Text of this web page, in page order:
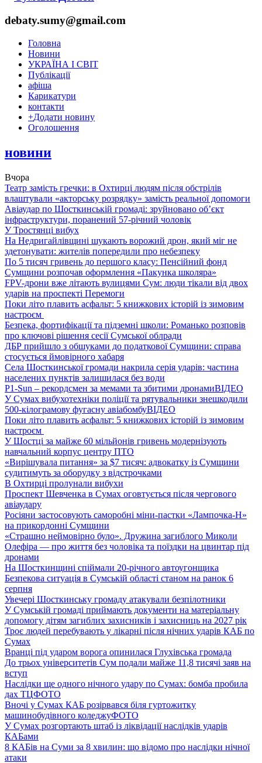
debaty.sumy@gmail.com
Головна
Новини
УКРАЇНА І СВІТ
Публікації
афіша
Карикатури
контакти
+Додати новину
Оголошення
новини
Вчора
Театр замість гречки: в Охтирці людям після обстрілів
влаштували «акторську розрядку» замість реальної допомоги
Авіаудар по Шосткинській громаді: зруйновано об’єкт
інфраструктури, поранений 57-річний чоловік
У Тростянці вибух
На Недригайлівщині шукають ворожий дрон, який міг не
здетонувати: жителів попередили про небезпеку
По 5 тисяч гривень до першого класу: Пенсійний фонд
Сумщини розпочав оформлення «Пакунка школяра»
FPV-дрони вже літають вулицями Сум: люди тікали від двох
ударів на проспекті Перемоги
Поки літо плавить асфальт: 5 книжкових історій із зимовим
настроєм
Безпека, фортифікації та підземні школи: Романько розповів
про ключові рішення сесії Сумської облради
ДБР прийшло з обшуками до податкової Сумщини: справа
стосується ймовірного хабаря
Села Шосткинської громади накрила серія ударів: частина
населених пунктів залишилася без води
P1-Sun – рекордсмен за мемами та збитими дронамиВІДЕО
У Сумах вибухотехніки поліції та рятувальники знешкодили
500-кілограмову фугасну авіабомбуВІДЕО
Поки літо плавить асфальт: 5 книжкових історій із зимовим
настроєм
У Шостці за майже 60 мільйонів гривень модернізують
навчальний корпус центру ПТО
«Вирішувала питання» за $7 тисяч: адвокатку із Сумщини
судитимуть за оборудку з відстрочками
В Охтирці пролунали вибухи
Проспект Шевченка в Сумах оговтується після чергового
авіаудару
Росіяни застосовують саморобні міни-пастки «Лампочка-Н»
на прикордонні Сумщини
«Страшно неймовірно було». Дружина загиблого Миколи
Олефіра — про життя без чоловіка та поїздки на цвинтар під
дронами
На Шосткинщині спіймали 20-річного автоугонщика
Безпекова ситуація в Сумській області станом на ранок 6
серпня
Увечері Шосткинську громаду атакували безпілотники
У Сумській громаді приймають документи на матеріальну
допомогу дітям загиблих захисників і захисниць на 2027 рік
Троє людей перебувають у лікарні після нічних ударів КАБ по
Сумах
Вранці під ударом ворога опинилася Глухівська громада
До трьох університетів Сум подали майже 11,8 тисячі заяв на
вступ
Наслідки ще одного нічного удару по Сумах: бомба пробила
дах ТЦФОТО
Вночі у Сумах КАБ розірвався біля гуртожитку
машинобудівного коледжуФОТО
У Сумах розгортають штаб із ліквідації наслідків ударів
КАБами
8 КАБів на Суми за 8 хвилин: що відомо про наслідки нічної
атаки